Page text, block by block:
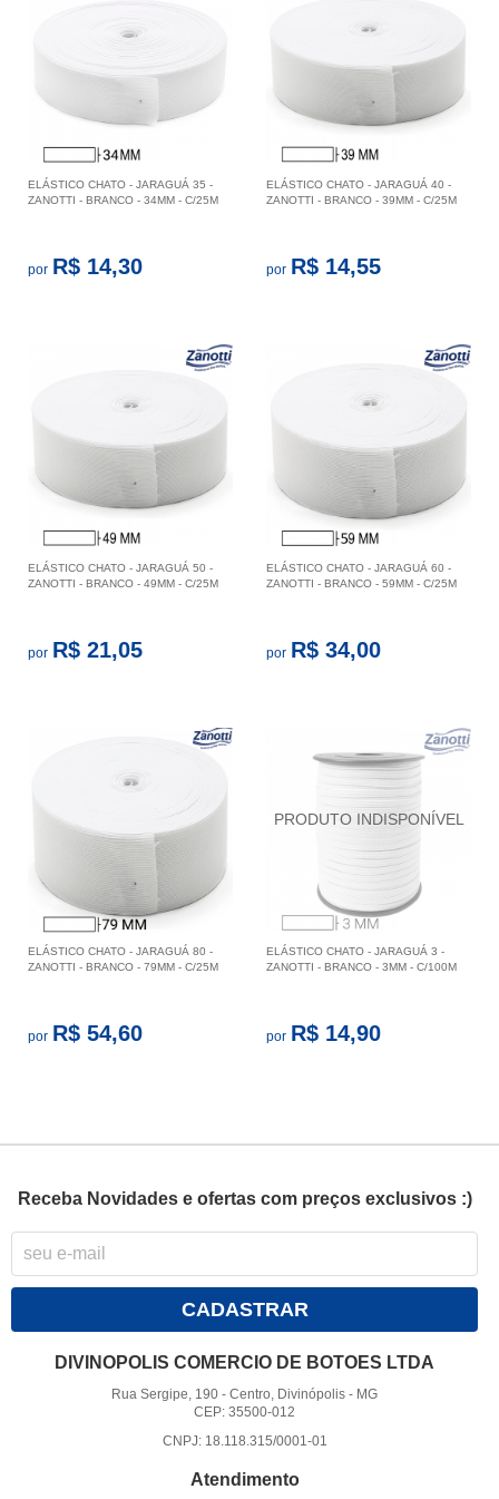
ELÁSTICO CHATO - JARAGUÁ 35 -
ZANOTTI - BRANCO - 34MM - C/25M
por R$ 14,30
ELÁSTICO CHATO - JARAGUÁ 40 -
ZANOTTI - BRANCO - 39MM - C/25M
por R$ 14,55
ELÁSTICO CHATO - JARAGUÁ 50 -
ZANOTTI - BRANCO - 49MM - C/25M
por R$ 21,05
ELÁSTICO CHATO - JARAGUÁ 60 -
ZANOTTI - BRANCO - 59MM - C/25M
por R$ 34,00
ELÁSTICO CHATO - JARAGUÁ 80 -
ZANOTTI - BRANCO - 79MM - C/25M
por R$ 54,60
ELÁSTICO CHATO - JARAGUÁ 3 -
ZANOTTI - BRANCO - 3MM - C/100M
por R$ 14,90
Receba Novidades e ofertas com preços exclusivos :)
CADASTRAR
DIVINOPOLIS COMERCIO DE BOTOES LTDA
Rua Sergipe, 190 -Centro, Divinópolis - MG
CEP: 35500-012
CNPJ: 18.118.315/0001-01
Atendimento